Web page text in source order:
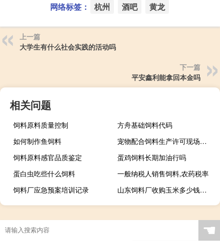
网络标签： 杭州 酒吧 黄龙
上一篇
大学生有什么社会实践的活动吗
下一篇
平安鑫利能拿回本金吗
相关问题
饲料原料质量控制
方舟基础饲料代码
如何制作鱼饲料
宠物配合饲料生产许可现场审核表
饲料原料感官品质鉴定
蛋鸡饲料长期加油行吗
蛋白虫吃些什么饲料
一般纳税人销售饲料,农药税率
饲料厂应急预案培训记录
山东饲料厂收购玉米多少钱一斤
☚